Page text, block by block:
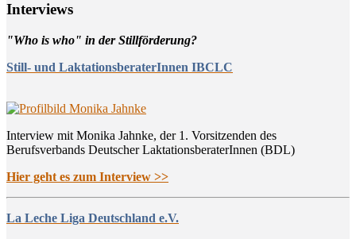
Inter­views
"Who is who" in der Stillförderung?
Still- und LaktationsberaterInnen IBCLC
Interview mit Monika Jahnke, der 1. Vorsitzenden des
Berufsverbands Deutscher LaktationsberaterInnen (BDL)
Hier geht es zum Interview >>
La Leche Liga Deutschland e.V.